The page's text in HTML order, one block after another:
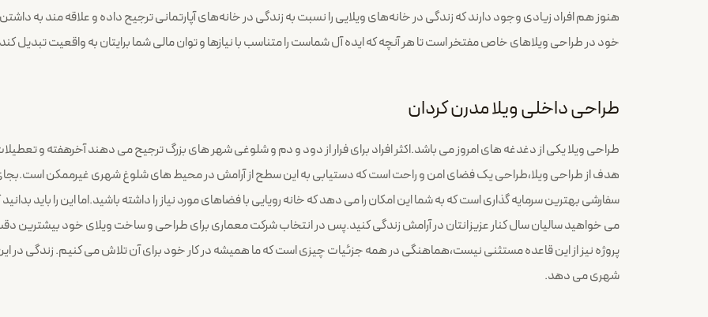
هنوز هم افراد زیادی وجود دارند که زندگی در خانه‌های ویلایی را نسبت به زندگی در خانه‌های آپارتمانی ترجیح داده و علاقه مند به
خود در طراحی ویلاهای خاص مفتخر است تا هر آنچه که ایده آل شماست را متناسب با نیازها و توان مالی شما برایتان به واقعیت تبدیل
طراحی داخلی ویلا مدرن کردان
طراحی ویلا یکی از دغدغه های امروز می باشد.اکثر افراد برای فرار از دود و دم و شلوغی شهر های بزرگ ترجیح می دهند آخرهفته و
هدف از طراحی ویلا،طراحی یک فضای امن و راحت است که دستیابی به این سطح از آرامش در محیط های شلوغ شهری غیرممکن
سفارشی بهترین سرمایه گذاری است که به شما این امکان را می دهد که خانه رویایی با فضاهای مورد نیاز را داشته باشید.اما این را باید
می خواهید سالیان سال کنار عزیزانتان در آرامش زندگی کنید.پس در انتخاب شرکت معماری برای طراحی و ساخت ویلای خود بیشترین
پروژه نیز از این قاعده مستثنی نیست،هماهنگی در همه جزئیات چیزی است که ما همیشه در کار خود برای آن تلاش می کنیم. زندگی در
شهری می دهد.